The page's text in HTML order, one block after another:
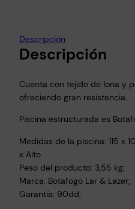
Descripción
Descripción
Cuenta con tejido de lona y
ofreciendo gran resistencia.
Piscina estructurada es
Medidas de la piscina: 115 x
x Alto
Peso del producto: 3,55 kg;
Marca: Botafogo Lar & Lazer;
Garantía: 90dd;